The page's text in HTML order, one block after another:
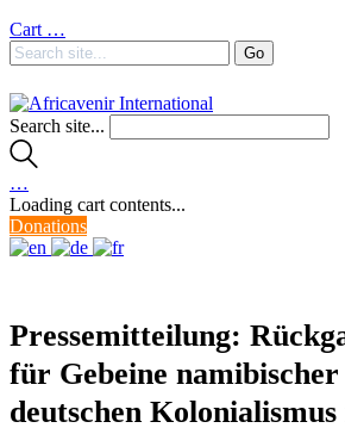
Cart …
Search site...
…
Loading cart contents...
Donations
Pressemitteilung:
für Gebeine
deutschen